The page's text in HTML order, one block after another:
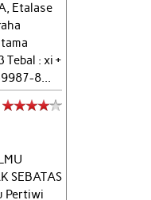
Etalase
: xi +
8...
SEBATAS
Pertiwi